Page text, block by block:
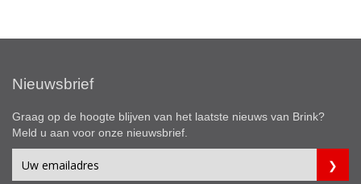
Nieuwsbrief
Graag op de hoogte blijven van het laatste nieuws van Brink?
Meld u aan voor onze nieuwsbrief.